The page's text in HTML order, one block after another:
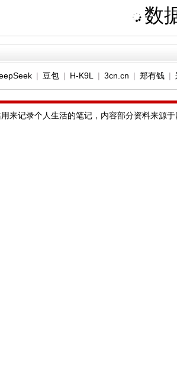
数
| 豆包| H-K9L | 3cn.cn | 郑有钱|
来记录个人生活的笔记，内容部分资料来源